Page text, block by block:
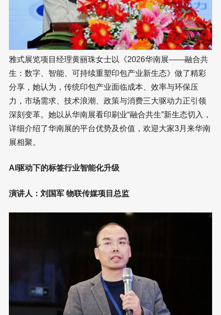
雅式展览项目经理黄丽珠女士以《2026华南展——融合共
生：数字、智能、可持续重塑印包产业新生态》做了精彩
分享，她认为，传统印包产业面临成本、效率与环保压
力，市场需求、技术浪潮、政策与消费三大驱动力正引领
深刻变革。她以从华南展看印刷业“融合共生”新生态切入，
详细介绍了华南展的平台优势及价值，欢迎大家3月来华南
展相聚。
AI驱动下的标签行业智能化升级
演讲人：刘国军 物联传媒项目总监